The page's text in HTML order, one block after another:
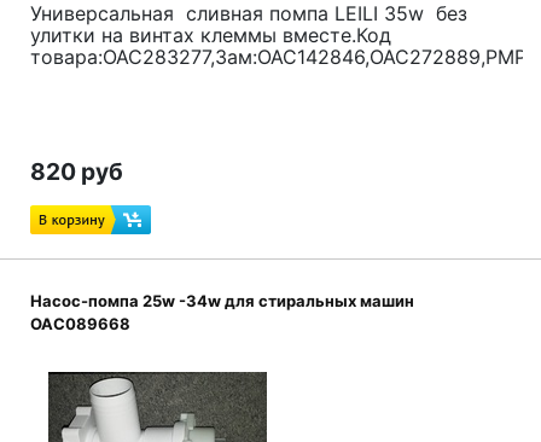
Универсальная сливная помпа LEILI 35w без
улитки на винтах клеммы вместе.Код
820 руб
Насос-помпа 25w -34w для стиральных машин
OAC089668